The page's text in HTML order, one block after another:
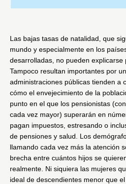
Las bajas tasas de natalidad, que
mundo y especialmente en los
desarrolladas, no pueden explicarse
Tampoco resultan importantes por
administraciones públicas tienden a
cómo el envejecimiento de la
punto en el que los pensionistas
cada vez mayor) superarán en
pagan impuestos, estresando o
de pensiones y salud. Los
llamando cada vez más la atención
brecha entre cuántos hijos se
realmente. Ni siquiera las mujeres
ideal de descendientes menor que